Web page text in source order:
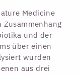
Medicine
und der
über einen
wurden
aus drei